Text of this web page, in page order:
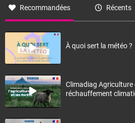
Recommandées Récents
À quoi sert la météo ?
Climadiag Agriculture
réchauffement